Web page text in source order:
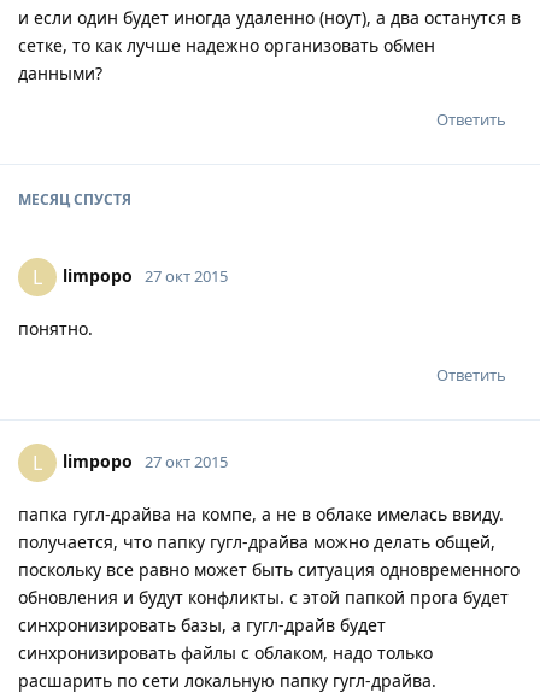
и если один будет иногда удаленно (ноут), а два останутся в
сетке, то как лучше надежно организовать обмен
данными?
Ответить
МЕСЯЦСПУСТЯ
L limpopo 27 окт 2015
понятно.
Ответить
L limpopo 27 окт 2015
папка гугл-драйва на компе, а не в облаке имелась ввиду.
получается, что папку гугл-драйва можно делать общей,
поскольку все равно может быть ситуация одновременного
обновления и будут конфликты. с этой папкой прога будет
синхронизировать базы, а гугл-драйв будет
синхронизировать файлы с облаком, надо только
расшарить по сети локальную папку гугл-драйва.